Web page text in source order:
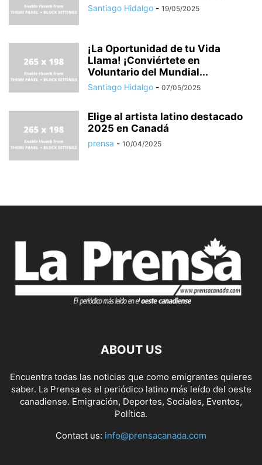
Santiago Hidalgo - 19/05/2025
¡La Oportunidad de tu Vida
Llama! ¡Conviértete en
Voluntario del Mundial...
Santiago Hidalgo - 07/05/2025
Elige al artista latino destacado
2025 en Canadá
prensa - 10/04/2025
ABOUT US
Encuentra todas las noticias que como emigrantes quieres
saber. La Prensa es el periódico latino más leído del oeste
canadiense. Emigración, Deportes, Sociales, Eventos,
Política.
Contact us: info@prensacanada.com